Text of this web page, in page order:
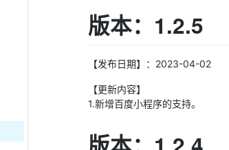
版本：1.2.5
【发布日期】：2023-04-02
【更新内容】
1.新增百度小程序的支持。